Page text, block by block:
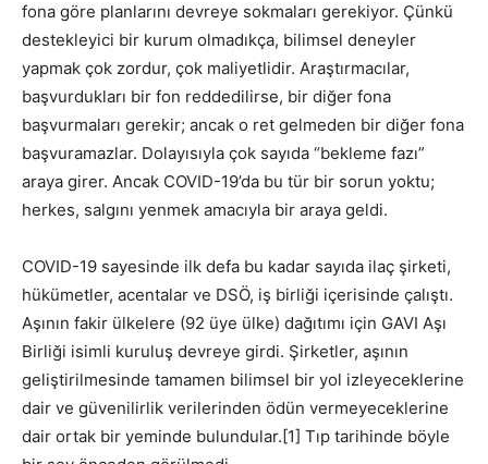
fona göre planlarını devreye sokmaları gerekiyor. Çünkü
destekleyici bir kurum olmadıkça, bilimsel deneyler
yapmak çok zordur, çok maliyetlidir. Araştırmacılar,
başvurdukları bir fon reddedilirse, bir diğer fona
başvurmaları gerekir; ancak o ret gelmeden bir diğer fona
başvuramazlar. Dolayısıyla çok sayıda “bekleme fazı”
araya girer. Ancak COVID-19’da bu tür bir sorun yoktu;
herkes, salgını yenmek amacıyla bir araya geldi.
COVID-19 sayesinde ilk defa bu kadar sayıda ilaç şirketi,
hükümetler, acentalar ve DSÖ, iş birliği içerisinde çalıştı.
Aşının fakir ülkelere (92 üye ülke) dağıtımı için GAVI Aşı
Birliği isimli kuruluş devreye girdi. Şirketler, aşının
geliştirilmesinde tamamen bilimsel bir yol izleyeceklerine
dair ve güvenilirlik verilerinden ödün vermeyeceklerine
dair ortak bir yeminde bulundular.[1] Tıp tarihinde böyle